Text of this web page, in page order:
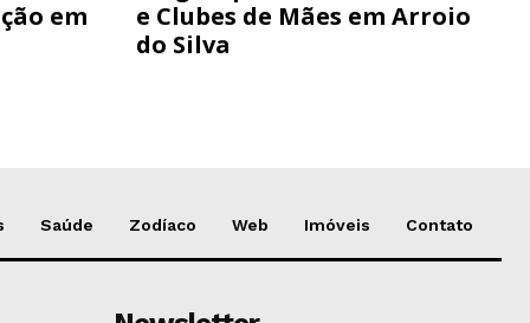
em
e Clubes de Mães em Arroio
do Silva
Saúde Zodíaco Web Imóveis Contato